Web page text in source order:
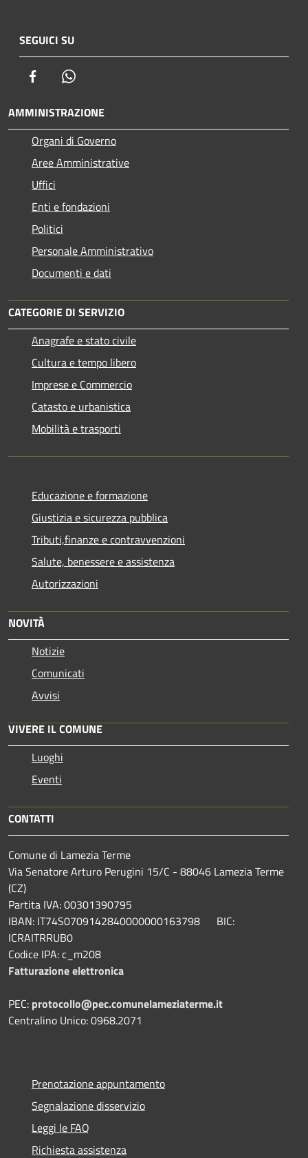
SEGUICI SU
Facebook
AMMINISTRAZIONE
Organi di Governo
Aree Amministrative
Uffici
Enti e fondazioni
Politici
Personale Amministrativo
Documenti e dati
CATEGORIE DI SERVIZIO
Anagrafe e stato civile
Cultura e tempo libero
Imprese e Commercio
Catasto e urbanistica
Mobilità e trasporti
Educazione e formazione
Giustizia e sicurezza pubblica
Tributi,finanze e contravvenzioni
Salute, benessere e assistenza
Autorizzazioni
NOVITÀ
Notizie
Comunicati
Avvisi
VIVERE IL COMUNE
Luoghi
Eventi
CONTATTI
Comune di Lamezia Terme
Via Senatore Arturo Perugini 15/C - 88046 Lamezia Terme
(CZ)
Partita IVA: 00301390795
IBAN: IT74S0709142840000000163798 BIC:
ICRAITRRUB0
Codice IPA: c_m208
Fatturazione elettronica
PEC: protocollo@pec.comunelameziaterme.it
Centralino Unico: 0968.2071
Prenotazione appuntamento
Segnalazione disservizio
Leggi le FAQ
Richiesta assistenza